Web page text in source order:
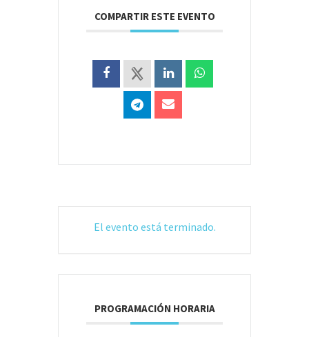
COMPARTIR ESTE EVENTO
El evento está terminado.
PROGRAMACIÓN HORARIA